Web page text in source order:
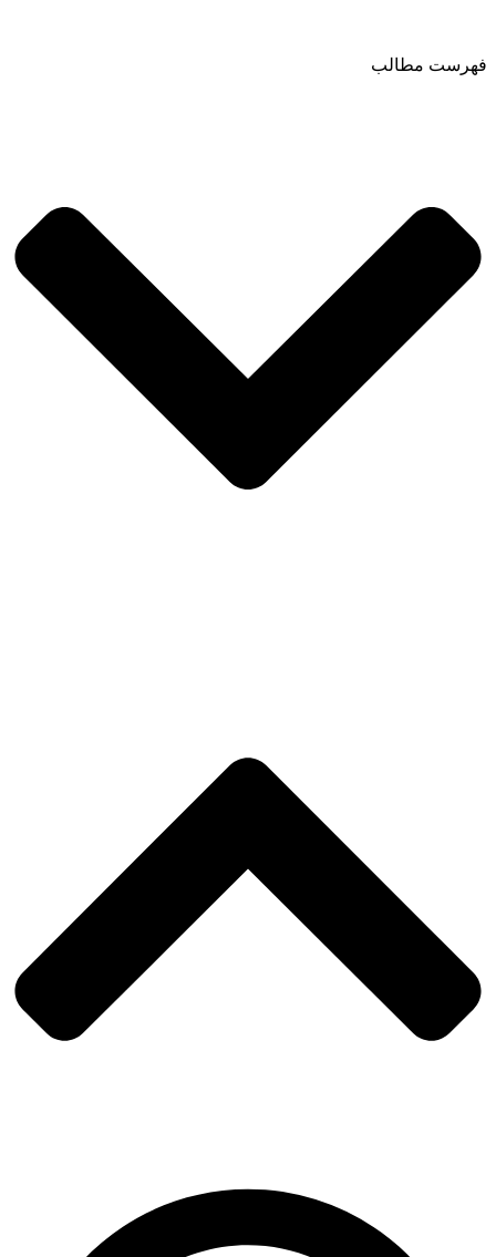
فهرست مطالب